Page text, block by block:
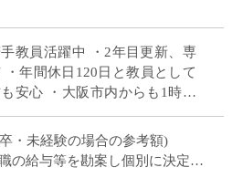
教員活躍中 ・2年目更新、専
年間休日120日と教員として
安心 ・大阪市内からも1時間
の個性や目標に合わ […]
・未経験の場合の参考額)
の給与等を勘案し個別に決定